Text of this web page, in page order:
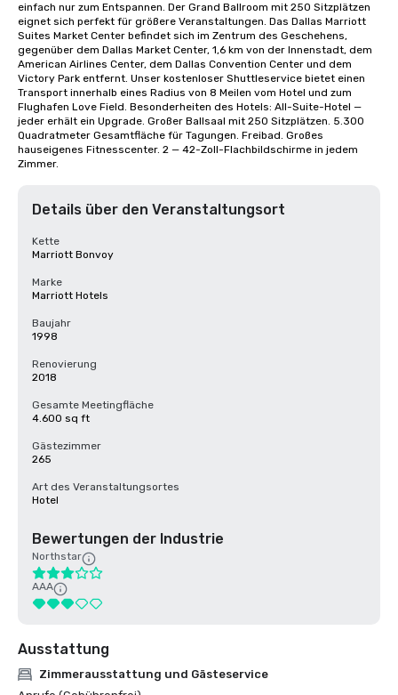
einfach nur zum Entspannen. Der Grand Ballroom mit 250 Sitzplätzen
eignet sich perfekt für größere Veranstaltungen. Das Dallas Marriott
Suites Market Center befindet sich im Zentrum des Geschehens,
gegenüber dem Dallas Market Center, 1,6 km von der Innenstadt, dem
American Airlines Center, dem Dallas Convention Center und dem
Victory Park entfernt. Unser kostenloser Shuttleservice bietet einen
Transport innerhalb eines Radius von 8 Meilen vom Hotel und zum
Flughafen Love Field. Besonderheiten des Hotels: All-Suite-Hotel —
jeder erhält ein Upgrade. Großer Ballsaal mit 250 Sitzplätzen. 5.300
Quadratmeter Gesamtfläche für Tagungen. Freibad. Großes
hauseigenes Fitnesscenter. 2 — 42-Zoll-Flachbildschirme in jedem
Zimmer.
Details über den Veranstaltungsort
Kette
Marriott Bonvoy
Marke
Marriott Hotels
Baujahr
1998
Renovierung
2018
Gesamte Meetingfläche
4.600 sq ft
Gästezimmer
265
Art des Veranstaltungsortes
Hotel
Bewertungen der Industrie
Northstar
AAA
Ausstattung
Zimmerausstattung und Gästeservice